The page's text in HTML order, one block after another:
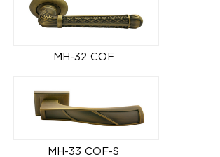
MH-32 COF
MH-33 COF-S